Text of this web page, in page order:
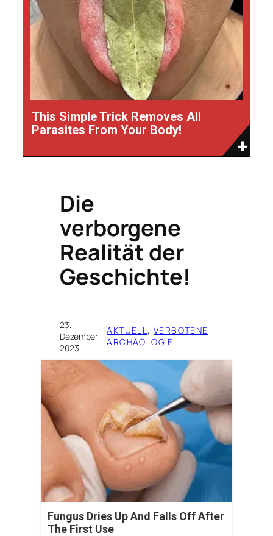
This Simple Trick Removes All
Parasites From Your Body!
Die
verborgene
Realität der
Geschichte!
23.
Dezember
2023
·AKTUELL, VERBOTENE
ARCHÄOLOGIE
Fungus Dries Up And Falls Off After
The First Use